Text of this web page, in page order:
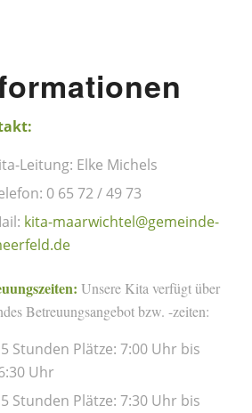
Leitung: Elke Michels
0 65 72 / 49 73
kita-maarwichtel@gemeinde-
Unsere Kita verfügt über
Betreuungsangebot bzw. -zeiten:
Stunden Plätze: 7:00 Uhr bis
Uhr
Stunden Plätze: 7:30 Uhr bis